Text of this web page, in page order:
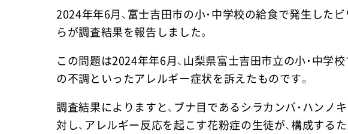
2024年年6月、富士吉田市の小・中学校の給食で発生した
らが調査結果を報告しました。
この問題は2024年年6月、山梨県富士吉田市立の小・中学
の不調といったアレルギー症状を訴えたものです。
調査結果によりますと、ブナ目であるシラカンバ・ハンノ
対し、アレルギー反応を起こす花粉症の生徒が、構成す